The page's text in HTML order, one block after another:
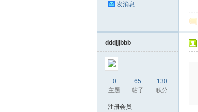
发消息
dddjjjbbb
0
主题
65
帖子
130
积分
注册会员